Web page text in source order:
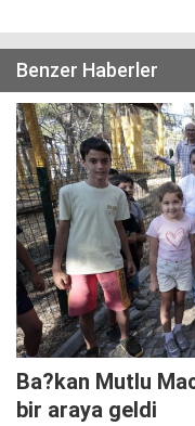
Benzer Haberler
Ba?kan Mutlu
bir araya geldi